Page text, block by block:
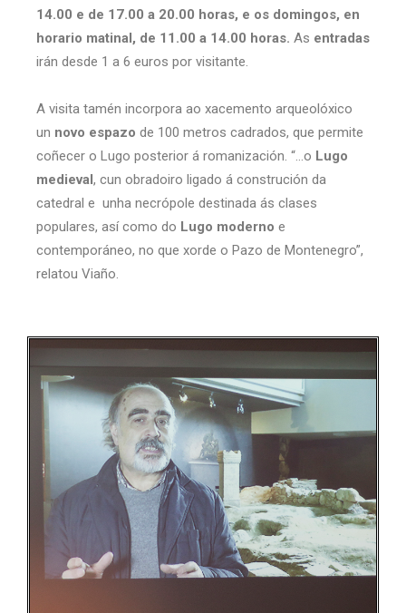
14.00 e de 17.00 a 20.00 horas, e os domingos, en
horario matinal, de 11.00 a 14.00 horas. As entradas
irán desde 1 a 6 euros por visitante.
A visita tamén incorpora ao xacemento arqueolóxico
un novo espazo de 100 metros cadrados, que permite
coñecer o Lugo posterior á romanización. “…o Lugo
medieval, cun obradoiro ligado á construción da
catedral e unha necrópole destinada ás clases
populares, así como do Lugo moderno e
contemporáneo, no que xorde o Pazo de Montenegro”,
relatou Viaño.